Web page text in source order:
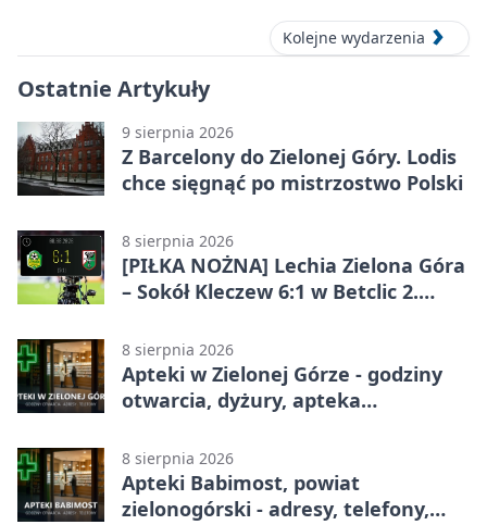
Kolejne wydarzenia
Ostatnie Artykuły
9 sierpnia 2026
Z Barcelony do Zielonej Góry. Lodis
chce sięgnąć po mistrzostwo Polski
8 sierpnia 2026
[PIŁKA NOŻNA] Lechia Zielona Góra
– Sokół Kleczew 6:1 w Betclic 2.
urządzili sobie festiwal strzelecki
8 sierpnia 2026
Apteki w Zielonej Górze - godziny
otwarcia, dyżury, apteka
8 sierpnia 2026
Apteki Babimost, powiat
zielonogórski - adresy, telefony,